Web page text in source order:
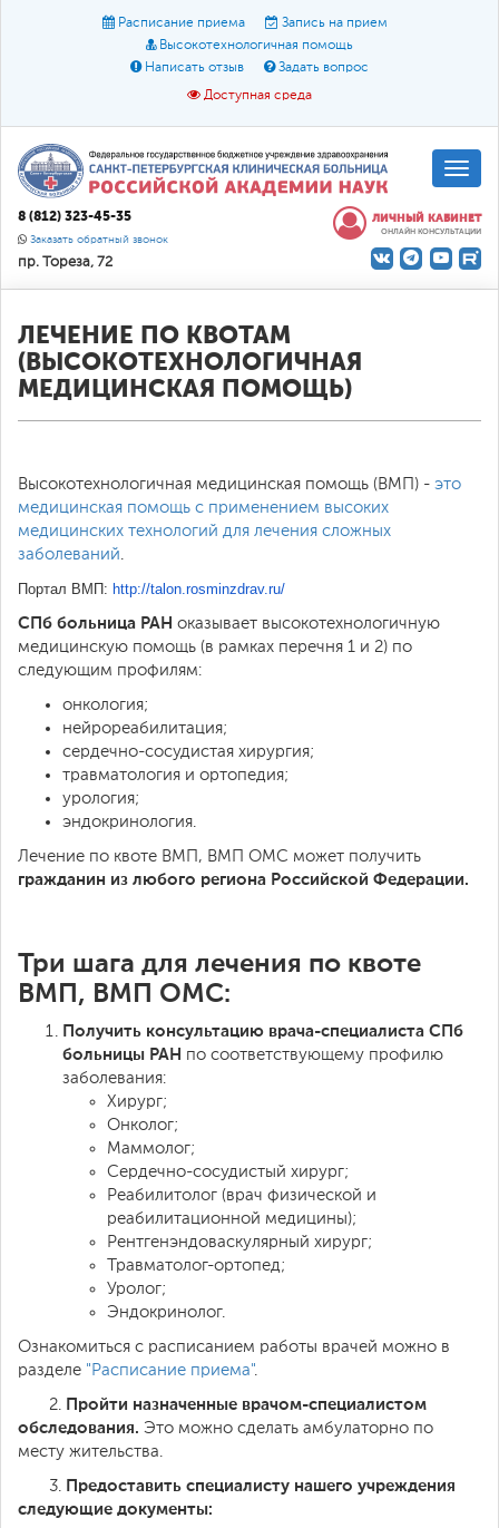
Расписание приема
Запись на прием
Высокотехнологичная помощь
Написать отзыв
Задать вопрос
Доступная среда
Размер шрифта: A A A
Цвет:
О доступной среде
8 (812) 323-45-35
Заказать обратный звонок
пр. Тореза, 72
ЛИЧНЫЙ КАБИНЕТ
ОНЛАЙН КОНСУЛЬТАЦИИ
ЛЕЧЕНИЕ ПО КВОТАМ
(ВЫСОКОТЕХНОЛОГИЧНАЯ
МЕДИЦИНСКАЯ ПОМОЩЬ)
Высокотехнологичная медицинская помощь (ВМП) - это
медицинская помощь с применением высоких
медицинских технологий для лечения сложных
заболеваний
Портал ВМП: http://talon.rosminzdrav.ru/
СПб больница РАН оказывает высокотехнологичную
медицинскую помощь (в рамках перечня 1 и 2) по
следующим профилям:
онкология;
нейрореабилитация;
сердечно-сосудистая хирургия;
травматология и ортопедия;
урология;
эндокринология.
Лечение по квоте ВМП, ВМП ОМС может получить
гражданин из любого региона Российской Федерации.
Три шага для лечения по квоте
ВМП, ВМП ОМС:
Получить консультацию врача-специалиста СПб
больницы РАН по соответствующему профилю
заболевания:
Хирург;
Онколог;
Маммолог;
Сердечно-сосудистый хирург;
Реабилитолог (врач физической и
реабилитационной медицины);
Рентгенэндоваскулярный хирург;
Травматолог-ортопед;
Уролог;
Эндокринолог.
Ознакомиться с расписанием работы врачей можно в
разделе "Расписание приема".
2. Пройти назначенные врачом-специалистом
обследования. Это можно сделать амбулаторно по
месту жительства.
3. Предоставить специалисту нашего учреждения
следующие документы: